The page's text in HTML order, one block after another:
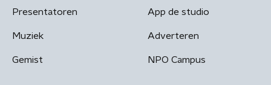
Presentatoren
Muziek
Gemist
App de studio
Adverteren
NPO Campus